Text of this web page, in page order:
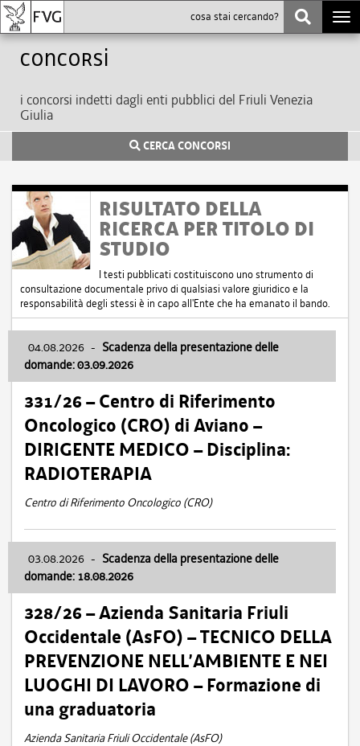
Concorsi
i concorsi indetti dagli enti pubblici del Friuli Venezia
Giulia
CERCA CONCORSI
RISULTATO DELLA
RICERCA PER TITOLO DI
STUDIO
I testi pubblicati costituiscono uno strumento di
consultazione documentale privo di qualsiasi valore giuridico e la
responsabilità degli stessi è in capo all'Ente che ha emanato il bando.
04.08.2026 - Scadenza della presentazione delle
domande: 03.09.2026
331/26 – Centro di Riferimento
Oncologico (CRO) di Aviano –
DIRIGENTE MEDICO – Disciplina:
RADIOTERAPIA
Centro di Riferimento Oncologico (CRO)
03.08.2026 - Scadenza della presentazione delle
domande: 18.08.2026
328/26 – Azienda Sanitaria Friuli
Occidentale (AsFO) – TECNICO DELLA
PREVENZIONE NELL’AMBIENTE E NEI
LUOGHI DI LAVORO – Formazione di
una graduatoria
Azienda Sanitaria Friuli Occidentale (AsFO)